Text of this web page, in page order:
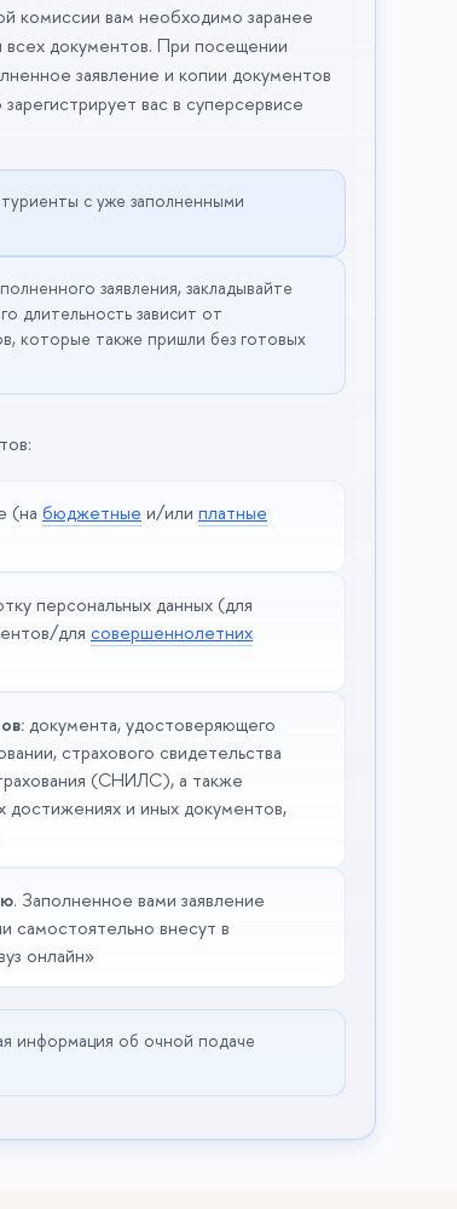
вам необходимо заранее
всех документов. При посещении
заявление и копии документов
вас в суперсервисе
с уже заполненными
заявления, закладывайте
длительность зависит от
которые также пришли без готовых
(на бюджетные и/или платные
персональных данных (для
для совершеннолетних
документа, удостоверяющего
страхового свидетельства
(СНИЛС), а также
достижениях и иных документов,
. Заполненное вами заявление
самостоятельно внесут в
онлайн»
информация об очной подаче